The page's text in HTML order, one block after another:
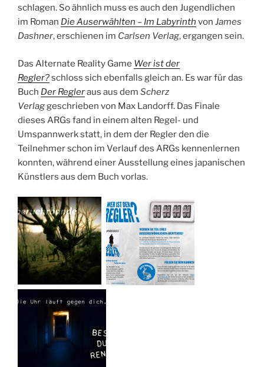
schlagen. So ähnlich muss es auch den Jugendlichen
im Roman Die Auserwählten – Im Labyrinth von James
Dashner, erschienen im Carlsen Verlag, ergangen sein.
Das Alternate Reality Game Wer ist der
Regler?schloss sich ebenfalls gleich an. Es war für das
Buch Der Regleraus aus dem Scherz
Verlag geschrieben von Max Landorff. Das Finale
dieses ARGs fand in einem alten Regel- und
Umspannwerk statt, in dem der Regler den die
Teilnehmer schon im Verlauf des ARGs kennenlernen
konnten, während einer Ausstellung eines japanischen
Künstlers aus dem Buch vorlas.